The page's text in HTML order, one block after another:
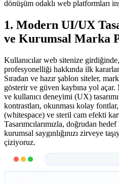
dönüşüm odaklı web platformları
1. Modern UI/UX
ve Kurumsal Marka
Kullanıcılar web sitenize
profesyonelliği hakkında ilk
Sıradan ve hazır şablon siteler,
gösterir ve güven kaybına yol
ve kullanıcı deneyimi (UX)
kontrastları, okunması kolay
(whitespace) ve steril cam efekti
Tasarımcılarımızla, doğrudan
kurumsal saygınlığınızı zirveye
çiziyoruz.